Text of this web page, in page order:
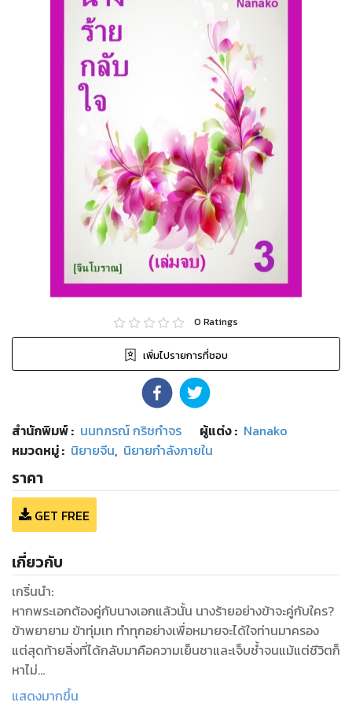
0 Ratings
เพิ่มไปรายการที่ชอบ
สำนักพิมพ์: นนทภรณ์ กริชกำจร ผู้แต่ง : Nanako
หมวดหมู่: นิยายจีน, นิยายกำลังภายใน
ราคา
GET FREE
เกี่ยวกับ
เกริ่นนำ:
หากพระเอกต้องคู่กับนางเอกแล้วนั้น นางร้ายอย่างข้าจะคู่กับใคร?
ข้าพยายาม ข้าทุ่มเท ทำทุกอย่างเพื่อหมายจะได้ใจท่านมาครอง
แต่สุดท้ายสิ่งที่ได้กลับมาคือความเย็นชาและเจ็บช้ำจนแม้แต่ชีวิตก็
หาไม่
หากมีโอกาสได้แก้ตัวอีกครั้ง ข้าคนนี้จะไม่ขอรักท่านอีกต่อไป…..
แสดงมากขึ้น